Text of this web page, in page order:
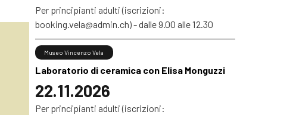
Per principianti adulti (iscrizioni:
booking.vela@admin.ch) - dalle 9.00 alle 12.30
Laboratorio di ceramica con Elisa Monguzzi
22.11.2026
Museo Vincenzo Vela
Per principianti adulti (iscrizioni: